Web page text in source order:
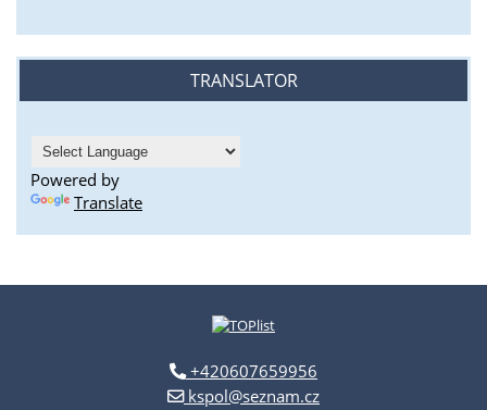
TRANSLATOR
Powered by
Translate
+420607659956
kspol@seznam.cz